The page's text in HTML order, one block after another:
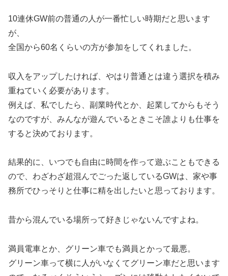
10連休GW前の普通の人が一番忙しい時期だと思います
が、
全国から60名くらいの方が参加をしてくれました。
収入をアップしたければ、やはり普通とは違う選択を積み
重ねていく必要があります。
例えば、私でしたら、副業時代とか、起業してからもそう
なのですが、みんなが遊んでいるときこそ誰よりも仕事を
すると決めております。
結果的に、いつでも自由に時間を作って遊ぶこともできる
ので、わざわざ超混んでごった返しているGWは、家や事
務所でひっそりと仕事に精を出したいと思っております。
昔から混んでいる場所って好きじゃないんですよね。
満員電車とか、グリーン車でも満員とかって最悪。
グリーン車って横に人がいなくてグリーン車だと思います